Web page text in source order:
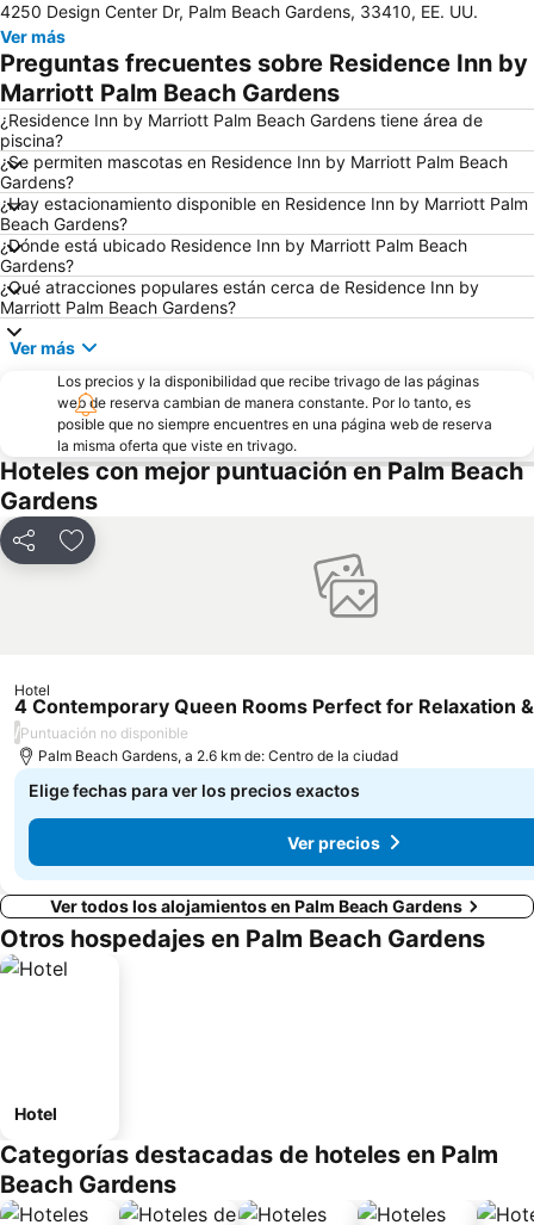
4250 Design Center Dr, Palm Beach Gardens, 33410, EE. UU.
Ver más
Preguntas frecuentes sobre Residence Inn by
Marriott Palm Beach Gardens
¿Residence Inn by Marriott Palm Beach Gardens tiene área de
piscina?
¿Se permiten mascotas en Residence Inn by Marriott Palm Beach
Gardens?
¿Hay estacionamiento disponible en Residence Inn by Marriott Palm
Beach Gardens?
¿Dónde está ubicado Residence Inn by Marriott Palm Beach
Gardens?
¿Qué atracciones populares están cerca de Residence Inn by
Marriott Palm Beach Gardens?
Ver más
Los precios y la disponibilidad que recibe trivago de las páginas
web de reserva cambian de manera constante. Por lo tanto, es
posible que no siempre encuentres en una página web de reserva
la misma oferta que viste en trivago.
Hoteles con mejor puntuación en Palm Beach
Gardens
CompartirAgregar a favoritos
Hotel
4 Contemporary Queen Rooms Perfect for Relaxation
/Puntuación no disponible
Palm Beach Gardens, a 2.6 km de: Centro de la ciudad
Elige fechas para ver los precios exactos
Ver precios
Ver todos los alojamientos en Palm Beach Gardens
Otros hospedajes en Palm Beach Gardens
Hotel
Categorías destacadas de hoteles en Palm
Beach Gardens